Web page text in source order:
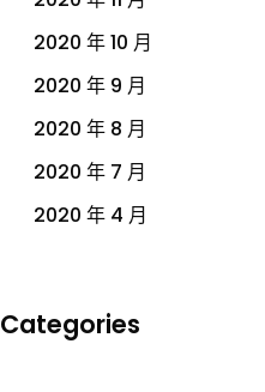
2020 年 10 月
2020 年 9 月
2020 年 8 月
2020 年 7 月
2020 年 4 月
Categories